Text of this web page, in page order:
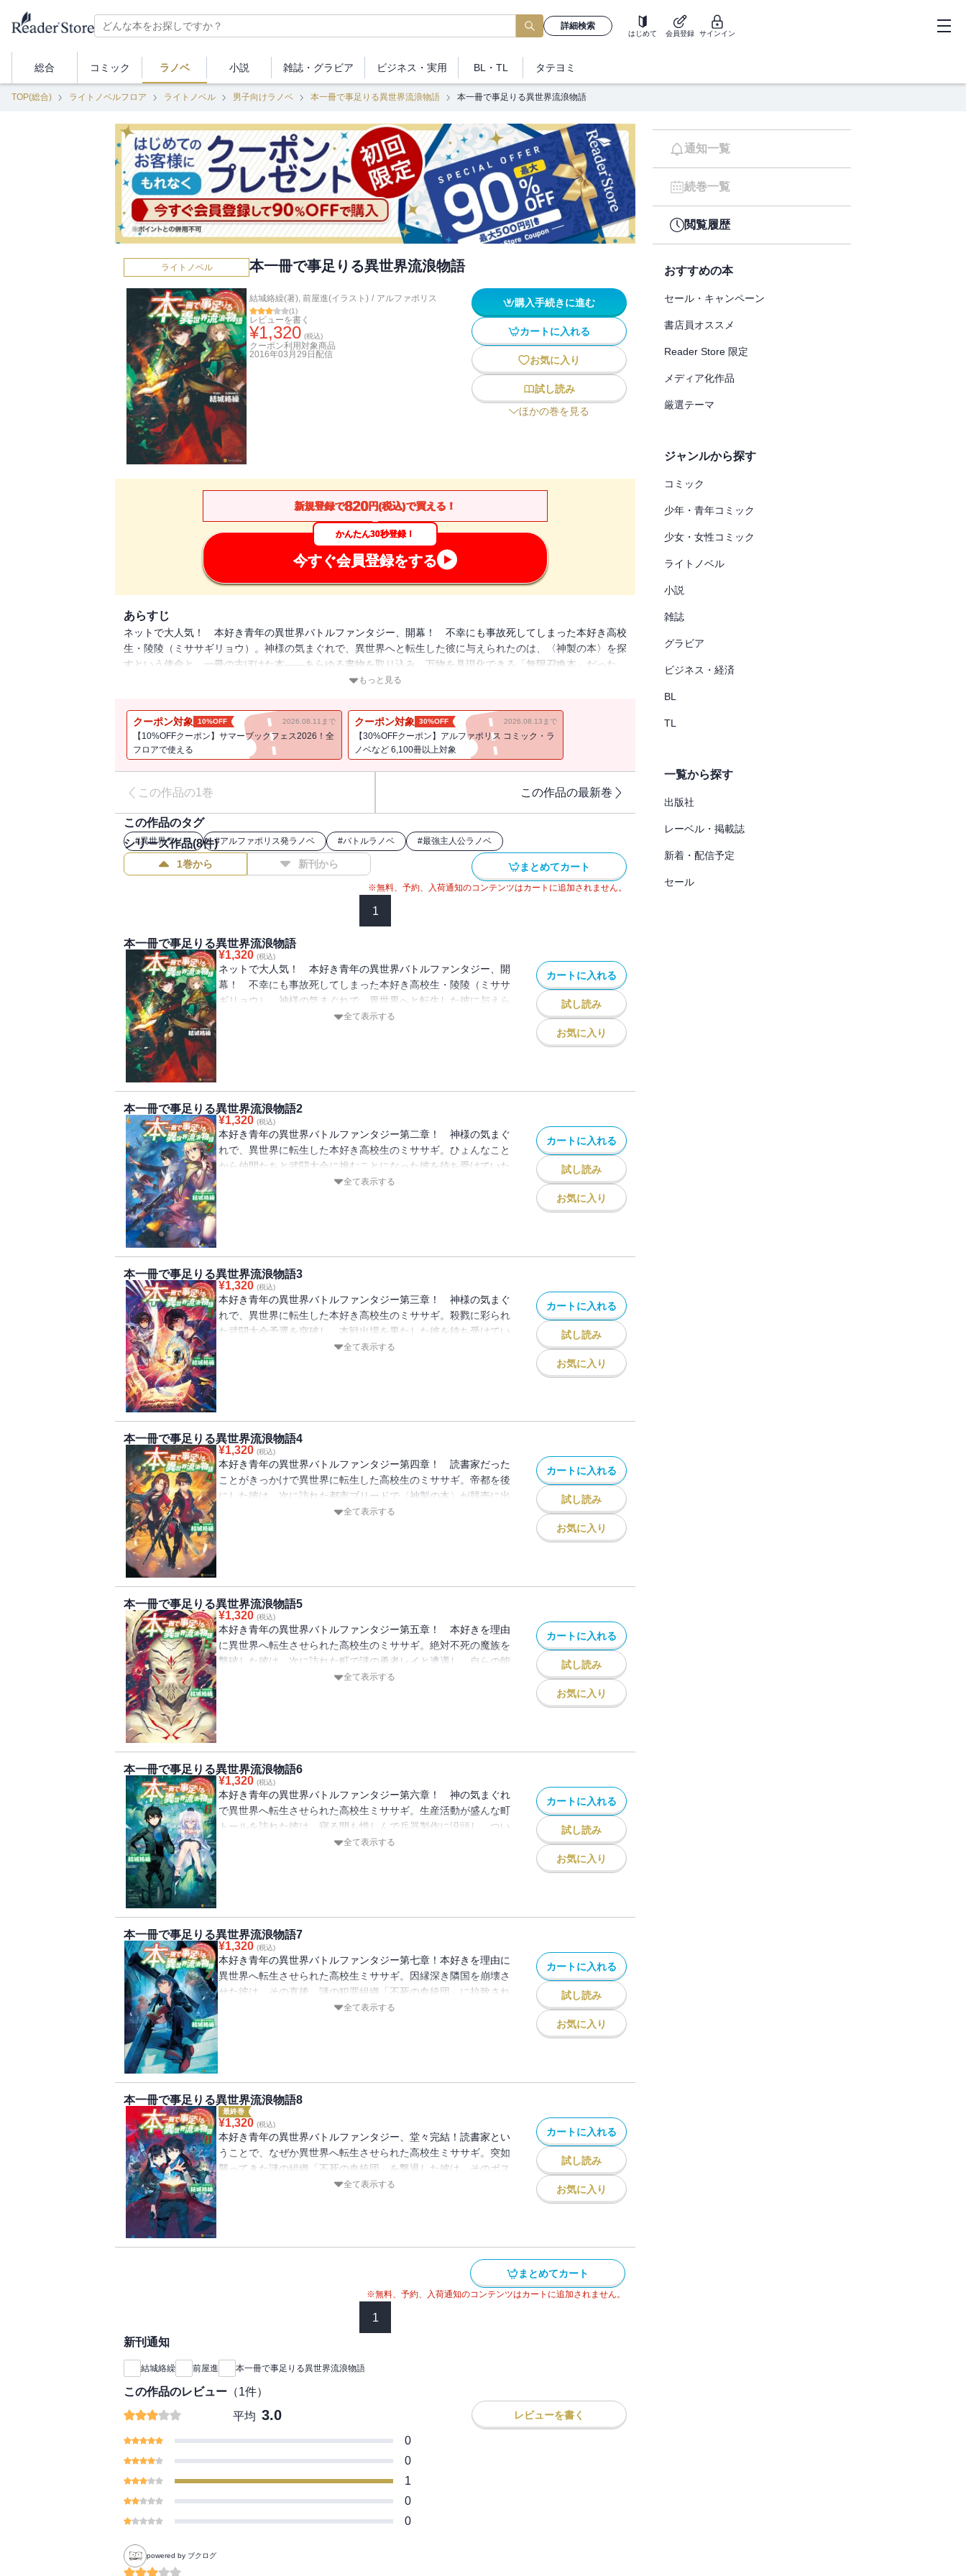
詳細検索
はじめて 会員登録 サインイン
総合 コミック ラノベ 小説 雑誌・ グラビア ビジネス ・実用 BL・TL タテヨミ
TOP(総合) ライトノベルフロア ライトノベル 男子向けラノベ 本一冊で事足りる異世界流浪物語 本一冊で事足りる異世界流浪物語
ライトノベル 本一冊で事足りる異世界流浪物語
結城絡繰(著), 前屋進(イラスト) / アルファポリス
(1)
レビューを書く
¥1,320 (税込)
クーポン利用対象商品
2016年03月29日 配信
購入手続きに進む
カートに入れる
お気に入り
試し読み
ほかの巻を見る
新規登録で820円(税込)で買える！
かんたん30秒登録！
今すぐ会員登録をする
あらすじ
ネットで大人気！ 本好き青年の異世界バトルファンタジー、開幕！ 不幸にも事故死してしまった本好き高校
生・陵陵（ミササギリョウ）。神様の気まぐれで、異世界へと転生した彼に与えられたのは、〈神製の本〉を探
すという使命と、一冊の古ぼけた本――あらゆる書物を取り込み、万物を具現化できる「無限召喚本」だった。
ファンタジー世界の常識を無視するような強力な武器を次々と具現化して、思うがままに異世界を蹂躙するミサ
ていく――
もっと見る
クーポン対象 10%OFF 2026.08.11まで
【10%OFFクーポン】サマーブックフェス2026！全
フロアで使える
クーポン対象 30%OFF 2026.08.13まで
【30%OFFクーポン】アルファポリス コミック・ラ
ノベなど 6,100冊以上対象
この作品の1巻 この作品の最新巻
この作品のタグ
#異世界ラノベ #アルファポリス発ラノベ #バトルラノベ #最強主人公ラノベ
シリーズ作品(8件)
1巻から 新刊から まとめてカート
※無料、予約、入荷通知のコンテンツはカートに追加されません。
1
本一冊で事足りる異世界流浪物語
¥1,320 (税込)
ネットで大人気！ 本好き青年の異世界バトルファンタジー、開
幕！ 不幸にも事故死してしまった本好き高校生・陵陵（ミササ
ギリョウ）。神様の気まぐれで、異世界へと転生した彼に与えら
れたのは、〈神製の本〉を探すという使命と、一冊の古ぼけた本
ことで、彼の運命は思わぬ方向へと動き出していく――
全て表示する
カートに入れる
試し読み
お気に入り
本一冊で事足りる異世界流浪物語2
¥1,320 (税込)
本好き青年の異世界バトルファンタジー第二章！ 神様の気まぐ
れで、異世界に転生した本好き高校生のミササギ。ひょんなこと
から仲間たちと武闘大会に挑むことになった彼を待ち受けていた
のは、参加者同士で殺し合うという異常なルールと、奇想天外な
全て表示する
カートに入れる
試し読み
お気に入り
本一冊で事足りる異世界流浪物語3
¥1,320 (税込)
本好き青年の異世界バトルファンタジー第三章！ 神様の気まぐ
れで、異世界に転生した本好き高校生のミササギ。殺戮に彩られ
た武闘大会予選を突破し、本戦出場を果たした彼を待ち受けてい
たのは、さらなる強敵たちだった。それでも本の力で切り抜けて
全て表示する
カートに入れる
試し読み
お気に入り
本一冊で事足りる異世界流浪物語4
¥1,320 (税込)
本好き青年の異世界バトルファンタジー第四章！ 読書家だった
ことがきっかけで異世界に転生した高校生のミササギ。帝都を後
にした彼は、次に訪れた都市ブリードで〈神製の本〉が競売に出
されるという情報を得る。クエストをこなして落札資金を稼ぎ、
全て表示する
カートに入れる
試し読み
お気に入り
本一冊で事足りる異世界流浪物語5
¥1,320 (税込)
本好き青年の異世界バトルファンタジー第五章！ 本好きを理由
に異世界へ転生させられた高校生のミササギ。絶対不死の魔族を
撃破した彼は、次に訪れた町で謎の勇者レイと遭遇し、自らの能
力にまつわる真実を明かされる。困惑するミササギだったが、そ
全て表示する
カートに入れる
試し読み
お気に入り
本一冊で事足りる異世界流浪物語6
¥1,320 (税込)
本好き青年の異世界バトルファンタジー第六章！ 神の気まぐれ
で異世界へ転生させられた高校生ミササギ。生産活動が盛んな町
トールを訪れた彼は、寝る間も惜しんで兵器製作に没頭し、つい
に異世界の常識を覆す「最終兵器」を開発する。続いて、その性
全て表示する
カートに入れる
試し読み
お気に入り
本一冊で事足りる異世界流浪物語7
¥1,320 (税込)
本好き青年の異世界バトルファンタジー第七章！本好きを理由に
異世界へ転生させられた高校生ミササギ。因縁深き隣国を崩壊さ
せた彼は、その直後、謎の犯罪組織「不死の血統団」に拉致され
てしまう。組織の幹部らから執拗な拷問を受け続けた彼だった
全て表示する
カートに入れる
試し読み
お気に入り
本一冊で事足りる異世界流浪物語8
最終巻
¥1,320 (税込)
本好き青年の異世界バトルファンタジー、堂々完結！読書家とい
うことで、なぜか異世界へ転生させられた高校生ミササギ。突如
襲ってきた謎の組織「不死の血統団」を撃退した彼は、そのボス
「偽神」の能力を受け継ぎ、偽神そのものとなった。だが、それ
ササギは自分が殺すべき本当のラスボスと対面するのだった。
全て表示する
カートに入れる
試し読み
お気に入り
まとめてカート
※無料、予約、入荷通知のコンテンツはカートに追加されません。
1
新刊通知
結城絡繰 前屋進 本一冊で事足りる異世界流浪物語
この作品のレビュー （1件）
平均 3.0 レビューを書く
0
0
1
0
0
powered by ブクログ
通知一覧
続巻一覧
閲覧履歴
おすすめの本
セール・キャンペーン
書店員オススメ
Reader Store 限定
メディア化作品
厳選テーマ
ジャンルから探す
コミック
少年・青年コミック
少女・女性コミック
ライトノベル
小説
雑誌
グラビア
ビジネス・経済
BL
TL
一覧から探す
出版社
レーベル・掲載誌
新着・配信予定
セール